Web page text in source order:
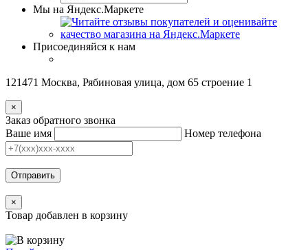
Мы на Яндекс.Маркете
Присоединяйся к нам
121471 Москва, Рябиновая улица, дом 65 строение 1
×
Заказ обратного звонка
Ваше имя
Номер телефона
Отправить
×
Товар добавлен в корзину